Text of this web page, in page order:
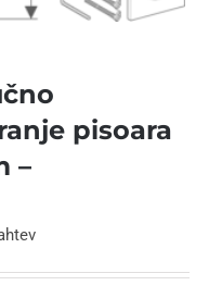
pisoara
–